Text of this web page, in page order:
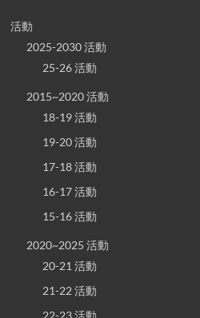
活動
2025-2030 活動
25-26 活動
2015~2020 活動
18-19 活動
19-20 活動
17-18 活動
16-17 活動
15-16 活動
2020~2025 活動
20-21 活動
21-22 活動